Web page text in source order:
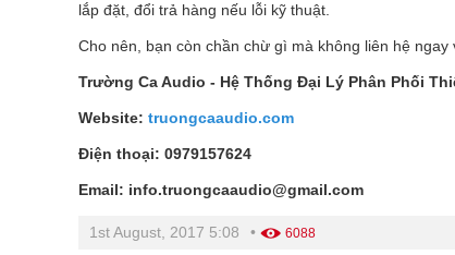
lắp đặt, đổi trả hàng nếu lỗi kỹ thuật.
Cho nên, bạn còn chần chừ gì mà không liên hệ
Trường Ca Audio - Hệ Thống Đại Lý Phân Phối
Website: truongcaaudio.com
Điện thoại: 0979157624
Email: info.truongcaaudio@gmail.com
1st August, 2017 5:08 • 6088